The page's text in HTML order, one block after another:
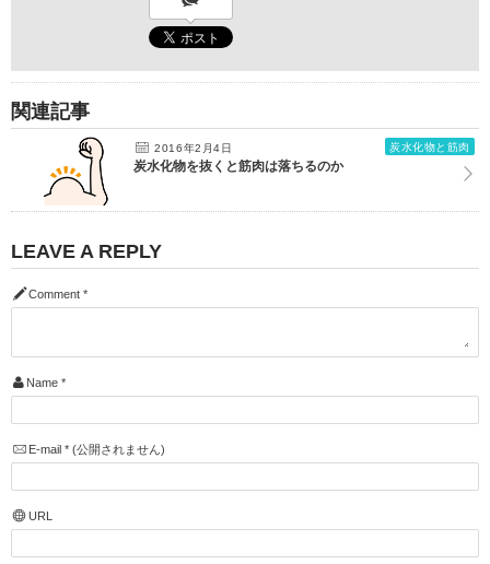
関連記事
2016年2月4日 炭水化物と筋肉
炭水化物を抜くと筋肉は落ちるのか
LEAVE A REPLY
Comment *
Name *
E-mail *(公開されません)
URL